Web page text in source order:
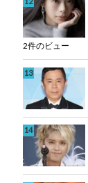
2件のビュー